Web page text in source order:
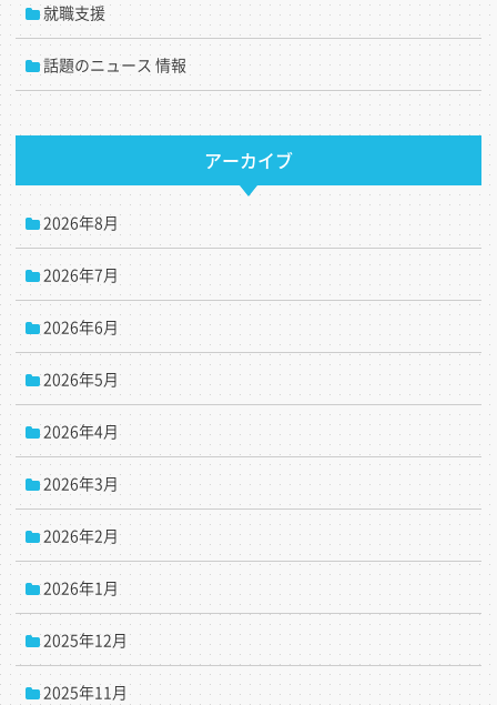
就職支援
話題のニュース 情報
アーカイブ
2026年8月
2026年7月
2026年6月
2026年5月
2026年4月
2026年3月
2026年2月
2026年1月
2025年12月
2025年11月